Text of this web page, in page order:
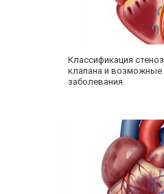
Классификация
клапана и возможные
заболевания